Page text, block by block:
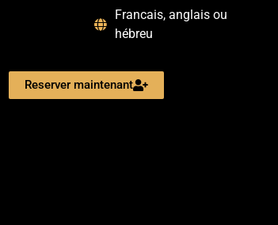
Francais, anglais ou
hébreu
Reserver maintenant